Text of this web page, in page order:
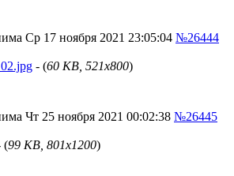
Ср 17 ноября 2021 23:05:04 №26444
- (60 KB, 521x800)
Чт 25 ноября 2021 00:02:38 №26445
(99 KB, 801x1200)